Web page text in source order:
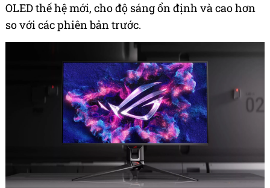
OLED thế hệ mới, cho độ sáng ổn định và cao hơn
so với các phiên bản trước.